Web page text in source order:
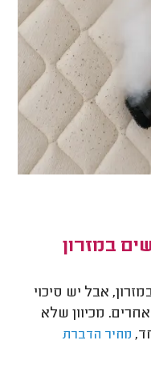
במזרון
אבל יש סיכוי
מכיוון שלא
מחיר הדברת